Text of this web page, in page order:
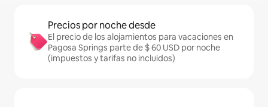
Precios por noche desde
El precio de los alojamientos para vacaciones en
Pagosa Springs parte de $ 60 USD por noche
(impuestos y tarifas no incluidos)